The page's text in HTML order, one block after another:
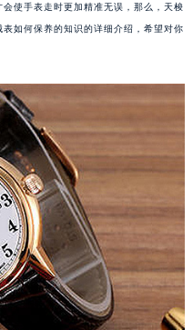
使手表走时更加精准无误，那么，天梭
如何保养的知识的详细介绍，希望对你